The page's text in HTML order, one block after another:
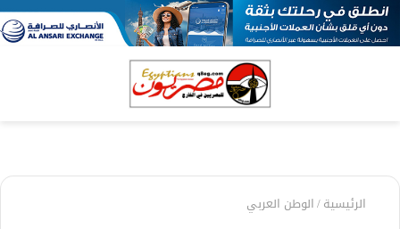
الرئيسية/الوطن العربي